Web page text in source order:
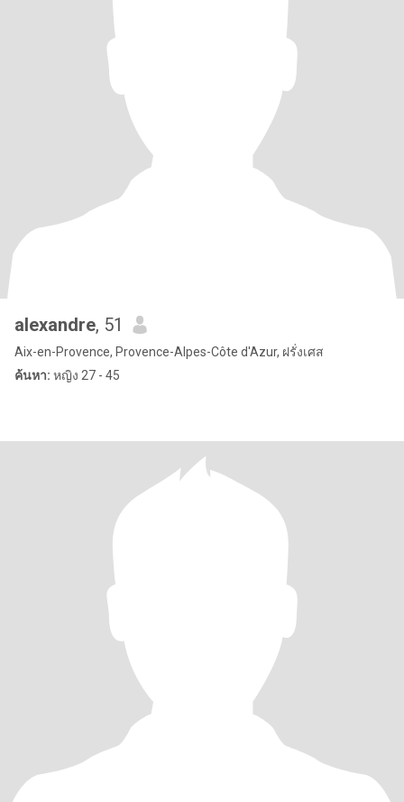
alexandre, 51
Aix-en-Provence, Provence-Alpes-Côte d'Azur, ฝรั่งเศส
ค้นหา: หญิง 27 - 45